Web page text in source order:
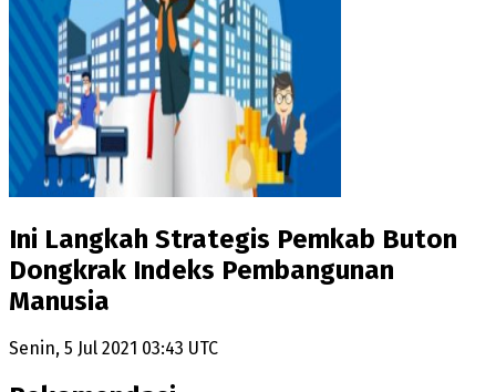
Ini Langkah Strategis Pemkab Buton
Dongkrak Indeks Pembangunan
Manusia
Senin, 5 Jul 2021 03:43 UTC